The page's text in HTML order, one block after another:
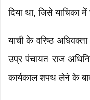
दिया था, जिसे याचिका में
​याची के वरिष्ठ
उप्र पंचायत राज
कार्यकाल शपथ लेने के